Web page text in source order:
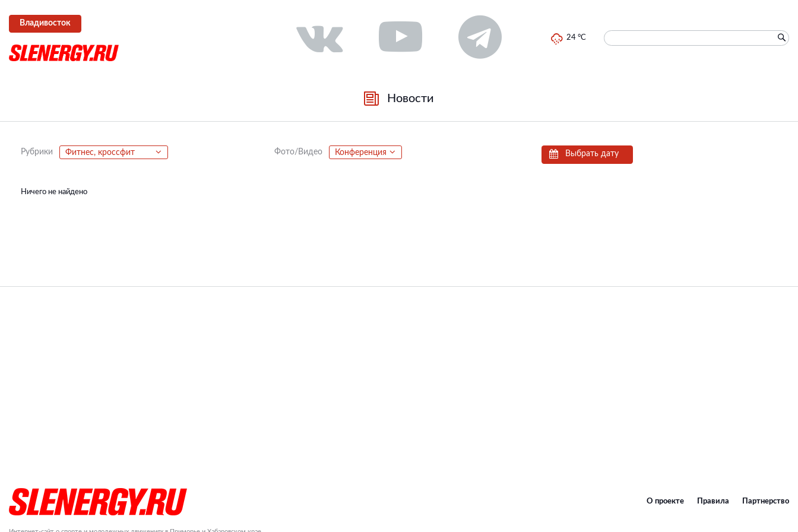
Владивосток
24 °C
Новости
Рубрики Фитнес, кроссфит Фото/Видео Конференция Выбрать дату
Ничего не найдено
О проекте Правила Партнерство